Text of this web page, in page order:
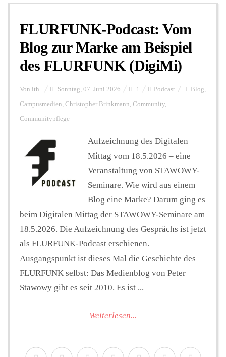
Personalien
Hintergrund
FUNKTURM-Beiträge
Podcast
Seminare
Unterstützen
FLURFUNK-Podcast: Vom
Blog zur Marke am Beispiel
des FLURFUNK (DigiMi)
Von ith Sonntag, 07. Juni 2026 1 Podcast Blog,
Campusmedien, Christopher Brinkmann, Community,
Communitypflege
Aufzeichnung des Digitalen
Mittag vom 18.5.2026 – eine
Veranstaltung von ⁠STAWOWY-
Seminare⁠. Wie wird aus einem
Blog eine Marke? Darum ging es
beim Digitalen Mittag der STAWOWY-Seminare am
18.5.2026. Die Aufzeichnung des Gesprächs ist jetzt
als FLURFUNK-Podcast erschienen.
Ausgangspunkt ist dieses Mal die Geschichte des
FLURFUNK selbst: Das Medienblog von Peter
Stawowy gibt es seit 2010. Es ist ...
Weiterlesen...